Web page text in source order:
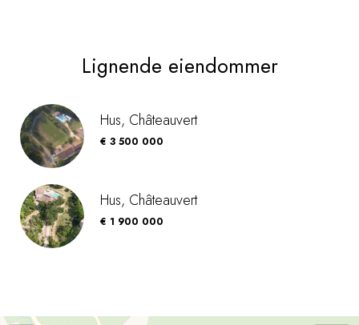
Lignende eiendommer
Hus, Châteauvert
€ 3 500 000
Hus, Châteauvert
€ 1 900 000